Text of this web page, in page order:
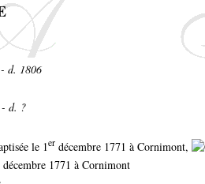
d. 1806
d. ?
le 1er décembre 1771 à Cornimont,
décembre 1771 à Cornimont